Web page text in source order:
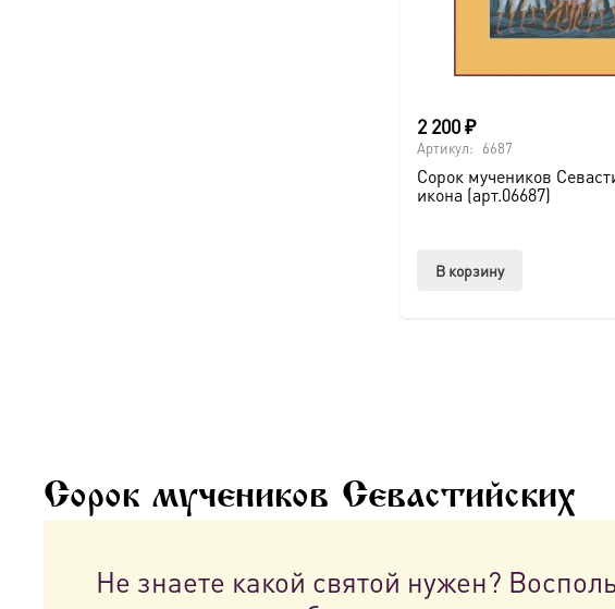
2 200₽
Артикул: 6687
Сорок мучеников
икона (арт.06687)
В корзину
Сорок мучеников Севастийских
Не знаете какой святой нужен?